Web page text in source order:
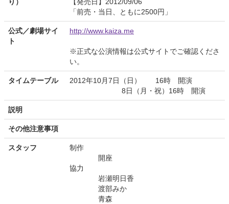
「前売・当日、ともに2500円」
公式／劇場サイ
ト
http://www.kaiza.me
※正式な公演情報は公式サイトでご確認くださ
い。
タイムテーブル
2012年10月7日（日） 16時 開演
8日（月・祝）16時 開演
説明
その他注意事項
スタッフ
制作
開座
協力
岩瀬明日香
渡部みか
青森